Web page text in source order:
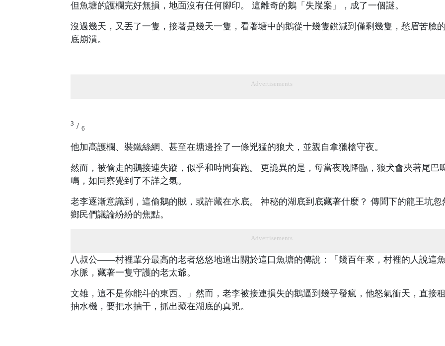
但魚塘的護欄完好無損，地面沒有任何腳印。 這離奇的鵝「失蹤案」，成了一個謎。
沒過幾天，又丟了一隻，接著是幾天一隻，看著塘中的鵝從十幾隻銳減到僅剩幾隻，愁眉苦臉
底崩潰。
Advertisements
3 / 6
他加高護欄、裝鐵絲網、甚至在塘邊拴了一條兇猛的狼犬，並親自拿獵槍守夜。
然而，被偷走的鵝接連失蹤，似乎和時間賽跑。 更詭異的是，每當夜晚降臨，狼犬會夾著尾巴
鳴，如同察覺到了不詳之氣。
老李逐漸意識到，這偷鵝的賊，或許藏在水底。 神秘的湖底到底藏著什麼？ 傳聞下的龍王坑忽
鄉民們議論紛紛的焦點。
Advertisements
八叔公——村裡輩分最高的老者悠悠地道出關於這口魚塘的傳說：「幾百年來，村裡的人說這
水脈，藏著一隻守護的老太爺。
文雄，這不是你能斗的東西。」然而，老李被接連損失的鵝逼到幾乎發瘋，他怒氣衝天，直接
抽水機，要把水抽干，抓出藏在湖底的真兇。